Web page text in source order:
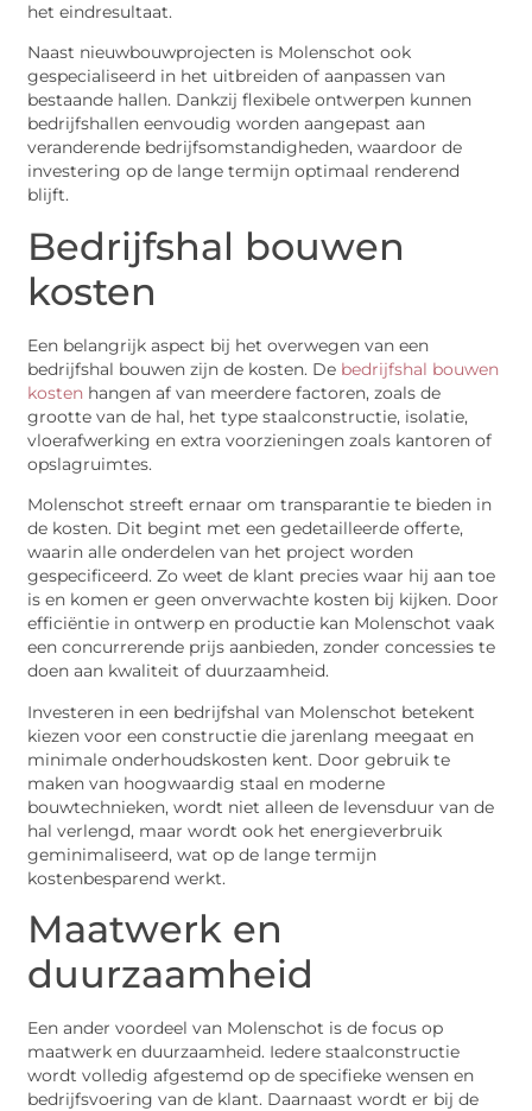
het eindresultaat.
Naast nieuwbouwprojecten is Molenschot ook
gespecialiseerd in het uitbreiden of aanpassen van
bestaande hallen. Dankzij flexibele ontwerpen kunnen
bedrijfshallen eenvoudig worden aangepast aan
veranderende bedrijfsomstandigheden, waardoor de
investering op de lange termijn optimaal renderend
blijft.
Bedrijfshal bouwen
kosten
Een belangrijk aspect bij het overwegen van een
bedrijfshal bouwen zijn de kosten. De bedrijfshal bouwen
kosten hangen af van meerdere factoren, zoals de
grootte van de hal, het type staalconstructie, isolatie,
vloerafwerking en extra voorzieningen zoals kantoren of
opslagruimtes.
Molenschot streeft ernaar om transparantie te bieden in
de kosten. Dit begint met een gedetailleerde offerte,
waarin alle onderdelen van het project worden
gespecificeerd. Zo weet de klant precies waar hij aan toe
is en komen er geen onverwachte kosten bij kijken. Door
efficiëntie in ontwerp en productie kan Molenschot vaak
een concurrerende prijs aanbieden, zonder concessies te
doen aan kwaliteit of duurzaamheid.
Investeren in een bedrijfshal van Molenschot betekent
kiezen voor een constructie die jarenlang meegaat en
minimale onderhoudskosten kent. Door gebruik te
maken van hoogwaardig staal en moderne
bouwtechnieken, wordt niet alleen de levensduur van de
hal verlengd, maar wordt ook het energieverbruik
geminimaliseerd, wat op de lange termijn
kostenbesparend werkt.
Maatwerk en
duurzaamheid
Een ander voordeel van Molenschot is de focus op
maatwerk en duurzaamheid. Iedere staalconstructie
wordt volledig afgestemd op de specifieke wensen en
bedrijfsvoering van de klant. Daarnaast wordt er bij de